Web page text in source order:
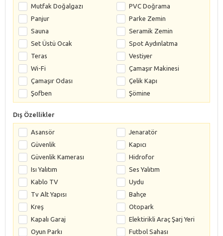
Mutfak Doğalgazı
PVC Doğrama
Panjur
Parke Zemin
Sauna
Seramik Zemin
Set Üstü Ocak
Spot Aydınlatma
Teras
Vestiyer
Wi-Fi
Çamaşır Makinesi
Çamaşır Odası
Çelik Kapı
Şofben
Şömine
Dış Özellikler
Asansör
Jenaratör
Güvenlik
Kapıcı
Güvenlik Kamerası
Hidrofor
Isı Yalıtım
Ses Yalıtım
Kablo TV
Uydu
Tv Alt Yapısı
Bahçe
Kreş
Otopark
Kapalı Garaj
Elektirikli Araç Şarj Yeri
Oyun Parkı
Futbol Sahası